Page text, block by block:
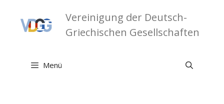
Inhalt
springen
Vereinigung der Deutsch-
Griechischen Gesellschaften
Menü